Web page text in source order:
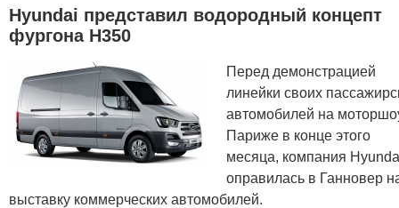
Hyundai представил водородный концепт
фургона H350
Перед демонстрацией
линейки своих
автомобилей на
Париже в конце этого
месяца, компания
оправилась в Ганновер
выставку коммерческих автомобилей.